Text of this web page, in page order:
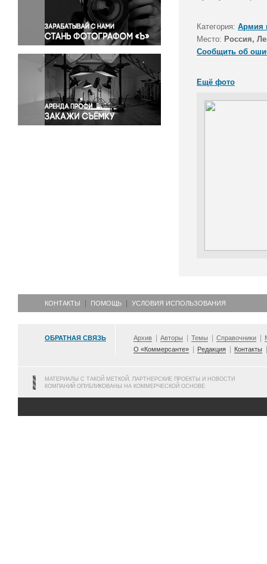
Правосудие
Происшествия и конфликты
Религия
Светская жизнь
Спорт
Экология
Экономика и бизнес
Категория: Армия
Место: Россия,
Сообщить об
Ещё фото
КОНТАКТЫ ПОМОЩЬ УСЛОВИЯ ИСПОЛЬЗОВАНИЯ
ОБРАТНАЯ СВЯЗЬ Архив Авторы Темы Справочники
О «Коммерсанте»
Редакция Контакты
МАТЕРИАЛЫ С ТАКОЙ МЕТКОЙ, ПАРТНЕРСКИЕ ПРОЕКТЫ И НОВОСТИ
КОМПАНИЙ ОПУБЛИКОВАНЫ НА КОММЕРЧЕСКОЙ ОСНОВЕ